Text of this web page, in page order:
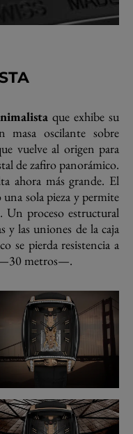
que exhibe su
masa oscilante sobre
vuelve al origen para
de zafiro panorámico.
ahora más grande. El
sola pieza y permite
proceso estructural
y las uniones de la caja
se pierda resistencia a
—30 metros—.